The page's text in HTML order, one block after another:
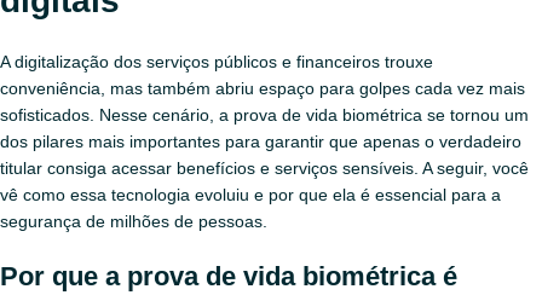
A digitalização dos serviços públicos e financeiros trouxe
conveniência, mas também abriu espaço para golpes cada vez mais
sofisticados. Nesse cenário, a prova de vida biométrica se tornou um
dos pilares mais importantes para garantir que apenas o verdadeiro
titular consiga acessar benefícios e serviços sensíveis. A seguir, você
vê como essa tecnologia evoluiu e por que ela é essencial para a
segurança de milhões de pessoas.
Por que a prova de vida biométrica é